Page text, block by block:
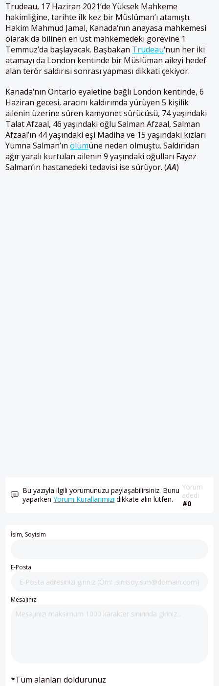
Trudeau, 17 Haziran 2021’de Yüksek Mahkeme
hakimliğine, tarihte ilk kez bir Müslüman’ı atamıştı.
Hakim Mahmud Jamal, Kanada‘nın anayasa mahkemesi
olarak da bilinen en üst mahkemedeki görevine 1
Temmuz’da başlayacak. Başbakan Trudeau‘nun her iki
atamayı da London kentinde bir Müslüman aileyi hedef
alan terör saldırısı sonrası yapması dikkati çekiyor.
Kanada‘nın Ontario eyaletine bağlı London kentinde, 6
Haziran gecesi, aracını kaldırımda yürüyen 5 kişilik
ailenin üzerine süren kamyonet sürücüsü, 74 yaşındaki
Talat Afzaal, 46 yaşındaki oğlu Salman Afzaal, Salman
Afzaal’ın 44 yaşındaki eşi Madiha ve 15 yaşındaki kızları
Yumna Salman’ın ölümüne neden olmuştu. Saldırıdan
ağır yaralı kurtulan ailenin 9 yaşındaki oğulları Fayez
Salman’ın hastanedeki tedavisi ise sürüyor. (AA)
Bu yazıyla ilgili yorumunuzu paylaşabilirsiniz. Bunu
yaparkenYorum Kurallarımızı dikkate alın lütfen.
Yorum
adedi
#0
İsim, Soyisim
E-Posta
Mesajınız
*Tüm alanları doldurunuz